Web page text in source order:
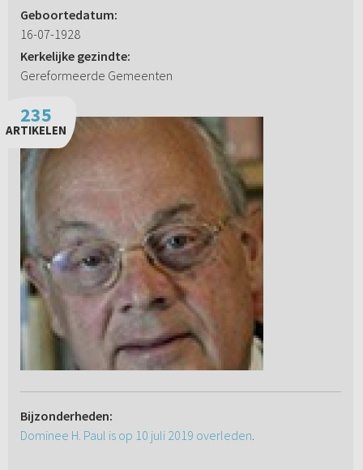
Geboortedatum:
16-07-1928
Kerkelijke gezindte:
Gereformeerde Gemeenten
235
ARTIKELEN
Bijzonderheden:
Dominee H. Paul is op 10 juli 2019 overleden.